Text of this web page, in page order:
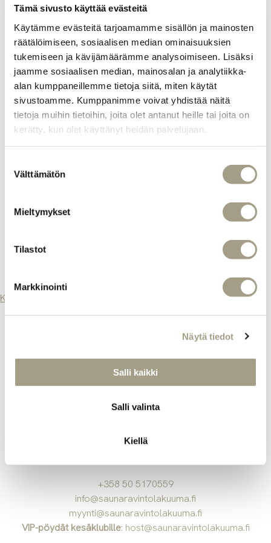
Tämä sivusto käyttää evästeitä
Käytämme evästeitä tarjoamamme sisällön ja mainosten
räätälöimiseen, sosiaalisen median ominaisuuksien
tukemiseen ja kävijämäärämme analysoimiseen. Lisäksi
jaamme sosiaalisen median, mainosalan ja analytiikka-
alan kumppaneillemme tietoja siitä, miten käytät
sivustoamme. Kumppanimme voivat yhdistää näitä
tietoja muihin tietoihin, joita olet antanut heille tai joita on
kerätty, kun olet käyttänyt heidän palvelujaan.
valinta
Välttämätön
Mieltymykset
Tilastot
Markkinointi
Näytä tiedot
Salli kaikki
Salli valinta
Kiellä
Deal
27.-29.11.
Tarjous voimassa vain 27.–29.11.
Sinulla on kaksi tapaa ostaa Black Friday saunapassi:
1) Osto paikan päältä
Tule Kuumaan kampanjapäivien aikana ja osta fyysinen
10 kerran saunapassi suoraan meiltä hintaan 100 €
2) Osto lahjakorttikaupasta
Vaihdamme lahjakortin 10 kerran saunapassiin
Huom! Näemme lahjakortin ostopäivän järjestelmästä,
joten lahjakortti tulee olla ostettu kampanja-aikana
Katso kaikki artikkelit
Laukontori 21, 33100
+358 50 5170559
info@saunaravintolakuuma.fi
myynti@saunaravintolakuuma.fi
VIP-pöydät kesäklubille: host@saunaravintolakuuma.fi